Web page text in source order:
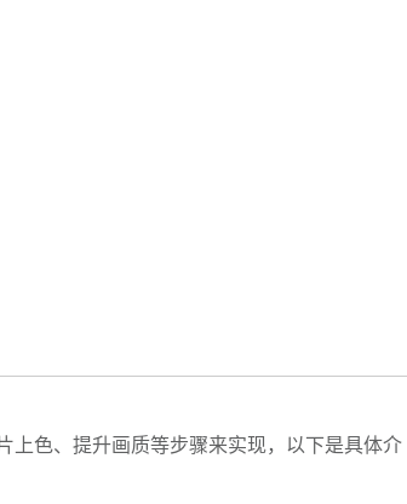
上色、提升画质等步骤来实现，以下是具体介